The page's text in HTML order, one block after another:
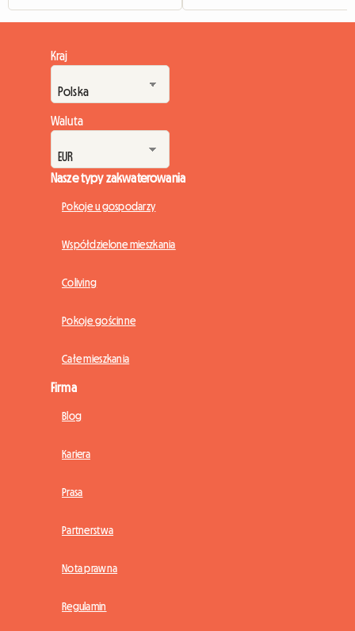
Kraj
Waluta
Nasze typy zakwaterowania
Pokoje u gospodarzy
Współdzielone mieszkania
Coliving
Pokoje gościnne
Całe mieszkania
Firma
Blog
Kariera
Prasa
Partnerstwa
Nota prawna
Regulamin